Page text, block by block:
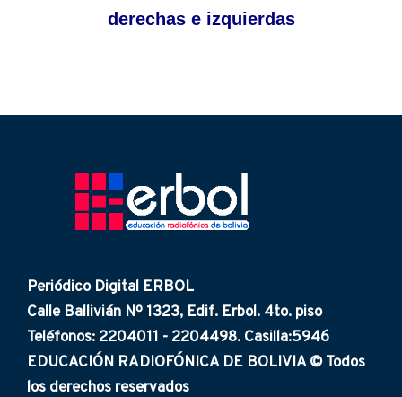
derechas e izquierdas
Periódico Digital ERBOL
Calle Ballivián Nº 1323, Edif. Erbol. 4to. piso
Teléfonos: 2204011 - 2204498. Casilla:5946
EDUCACIÓN RADIOFÓNICA DE BOLIVIA © Todos
los derechos reservados